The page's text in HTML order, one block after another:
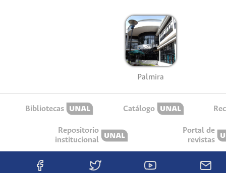
Palmira
Bibliotecas Catálogo
Repositorio
institucional
Portal de
revistas